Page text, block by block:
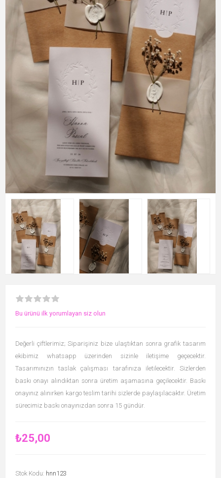
Bu ürünü ilk yorumlayan siz olun
Değerli çiftlerimiz; Siparişiniz bize ulaştıktan sonra grafik tasarım
ekibimiz whatsapp üzerinden sizinle iletişime geçecektir.
Tasarımınızın taslak çalışması tarafınıza iletilecektir. Sizlerden
baskı onayı alındıktan sonra üretim aşamasına geçilecektir. Baskı
onayınız alınırken kargo teslim tarihi sizlerde paylaşılacaktır. Üretim
sürecimiz baskı onayınızdan sonra 15 gündür.
₺25,00
Stok Kodu: hnn123